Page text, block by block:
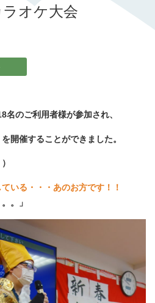
オケ大会
のご利用者様が参加され、
を開催することができました。
いる・・・あのお方です！！
。」